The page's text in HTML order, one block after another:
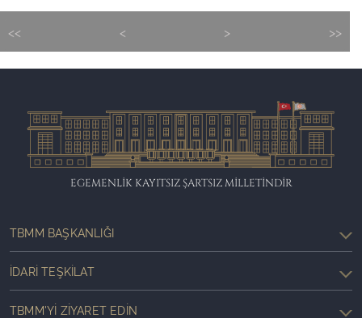
<< < > >>
EGEMENLİK KAYITSIZ ŞARTSIZ MİLLETİNDİR
TBMM BAŞKANLIĞI
İDARI TEŞKILAT
TBMM'YI ZIYARET EDIN